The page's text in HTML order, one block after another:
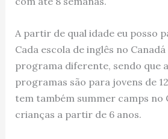
A partir de qual idade eu posso
Cada escola de inglês no
programa diferente, sendo que
programas são para jovens de
tem também summer camps no
crianças a partir de 6 anos.